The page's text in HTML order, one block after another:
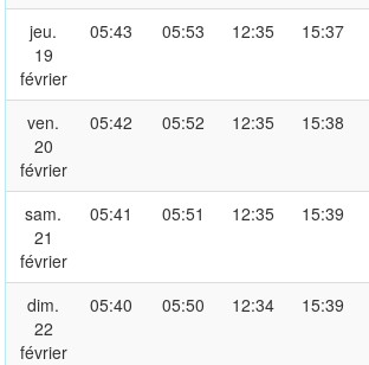
jeu.
19
février
05:43 05:53 12:35 15:37
ven.
20
février
05:42 05:52 12:35 15:38
sam.
21
février
05:41 05:51 12:35 15:39
dim.
22
février
05:40 05:50 12:34 15:39